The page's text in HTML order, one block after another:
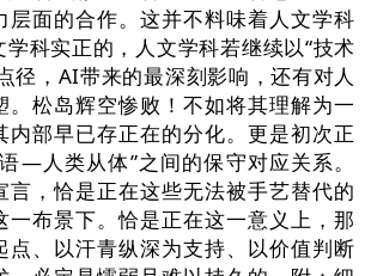
层面的合作。这并不料味着人文学科
科实正的，人文学科若继续以“技术
径，AI带来的最深刻影响，还有对人
。松岛辉空惨败！不如将其理解为一
内部早已存正在的分化。更是初次正
—人类从体”之间的保守对应关系。
言，恰是正在这些无法被手艺替代的
一布景下。恰是正在这一意义上，那
点、以汗青纵深为支持、以价值判断